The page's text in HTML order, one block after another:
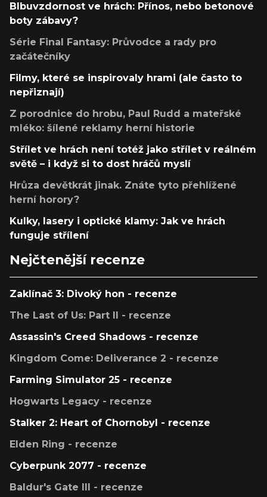
Blbuvzdornost ve hrách: Přínos, nebo betonové
boty zábavy?
Série Final Fantasy: Průvodce a rady pro
začátečníky
Filmy, které se inspirovaly hrami (ale často to
nepřiznají)
Z porodnice do hrobu, Paul Rudd a mateřské
mléko: šílené reklamy herní historie
Střílet ve hrách není totéž jako střílet v reálném
světě – i když si to dost hráčů myslí
Hrůza devětkrát jinak. Znáte tyto přehlížené
herní horory?
Kulky, lasery i optické klamy: Jak ve hrách
funguje střílení
Nejčtenější recenze
Zaklínač 3: Divoký hon - recenze
The Last of Us: Part II - recenze
Assassin's Creed Shadows - recenze
Kingdom Come: Deliverance 2 - recenze
Farming Simulator 25 - recenze
Hogwarts Legacy - recenze
Stalker 2: Heart of Chornobyl - recenze
Elden Ring - recenze
Cyberpunk 2077 - recenze
Baldur's Gate III - recenze